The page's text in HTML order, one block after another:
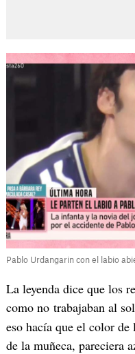
Pablo Urdangarin con el labio
La leyenda dice que los
como no trabajaban al
eso hacía que el color de
de la muñeca, pareciera